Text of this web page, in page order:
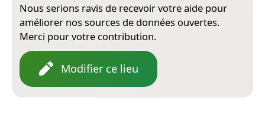
Nous serions ravis de recevoir votre aide pour
améliorer nos sources de données ouvertes.
Merci pour votre contribution.
Modifier ce lieu